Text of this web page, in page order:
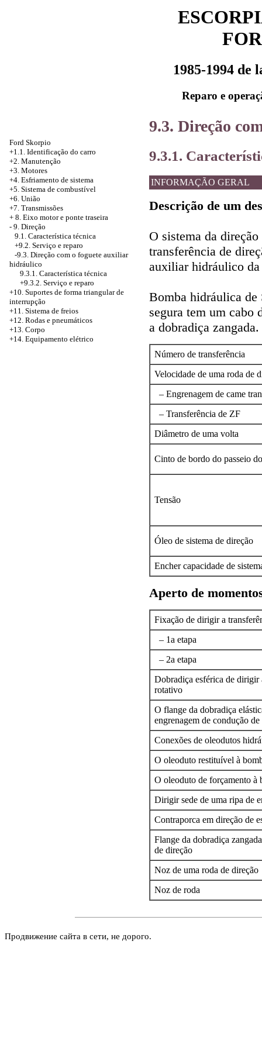
1985-1994 de
Reparo e
Ford Skorpio
+1.1. Identificação do carro
+2. Manutenção
+3. Motores
+4. Esfriamento de sistema
+5. Sistema de combustível
+6. União
+7. Transmissões
+ 8. Eixo motor e ponte traseira
- 9. Direção
9.1. Característica técnica
+9.2. Serviço e reparo
-9.3. Direção com o foguete auxiliar
hidráulico
9.3.1. Característica técnica
+9.3.2. Serviço e reparo
+10. Suportes de forma triangular de
interrupção
+11. Sistema de freios
+12. Rodas e pneumáticos
+13. Corpo
+14. Equipamento elétrico
9.3. Direção
9.3.1.
INFORMAÇÃO GERAL
Descrição de um
O sistema da
transferência de
auxiliar hidráulico da
Bomba hidráulica de
segura tem um cabo
a dobradiça zangada.
Número de transferência
Velocidade de uma roda de
– Engrenagem de came
– Transferência de ZF
Diâmetro de uma volta
Cinto de bordo do passeio
Tensão
Óleo de sistema de direção
Encher capacidade de
Aperto de
Fixação de dirigir a
– 1a etapa
– 2a etapa
Dobradiça esférica de dirigir
rotativo
O flange da dobradiça
engrenagem de condução
Conexões de oleodutos
O oleoduto restituível à
O oleoduto de forçamento à
Dirigir sede de uma ripa de
Contraporca em direção de
Flange da dobradiça
de direção
Noz de uma roda de direção
Noz de roda
Продвижение сайта в сети, не дорого.